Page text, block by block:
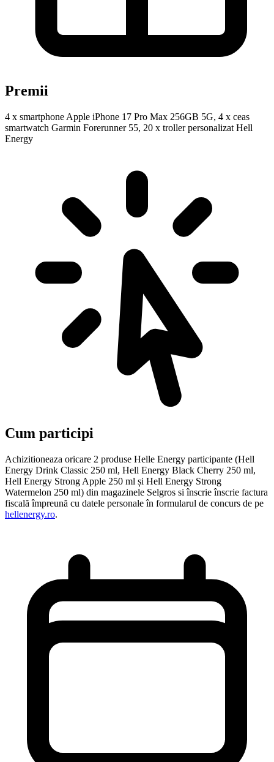
Premii
4 x smartphone Apple iPhone 17 Pro Max 256GB 5G, 4 x ceas
smartwatch Garmin Forerunner 55, 20 x troller personalizat Hell
Energy
Cum participi
Achizitioneaza oricare 2 produse Helle Energy participante (Hell
Energy Drink Classic 250 ml, Hell Energy Black Cherry 250 ml,
Hell Energy Strong Apple 250 ml și Hell Energy Strong
Watermelon 250 ml) din magazinele Selgros si înscrie înscrie factura
fiscală împreună cu datele personale în formularul de concurs de pe
hellenergy.ro.